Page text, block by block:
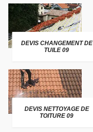
DEVIS CHANGEMENT DE
TUILE 09
DEVIS NETTOYAGE DE
TOITURE 09